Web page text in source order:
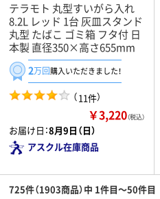
テラモト 丸型すいがら入れ
8.2L レッド 1台 灰皿スタンド
丸型 たばこ ゴミ箱 フタ付 日
本製 直径350×高さ655mm
2万回購入いただきました！
（11件）
￥3,220（税込）
お届け日：8月9日（日）
アスクル在庫商品
725件（1903商品）中 1件目～50件目